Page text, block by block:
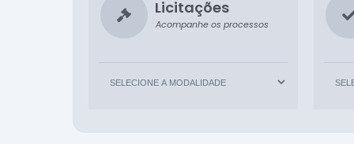
Licitações
Acompanhe os processos